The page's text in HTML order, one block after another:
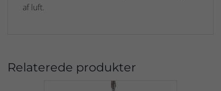
af luft.
Relaterede produkter